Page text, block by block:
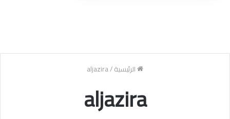
الرئيسية/
aljazira
aljazira